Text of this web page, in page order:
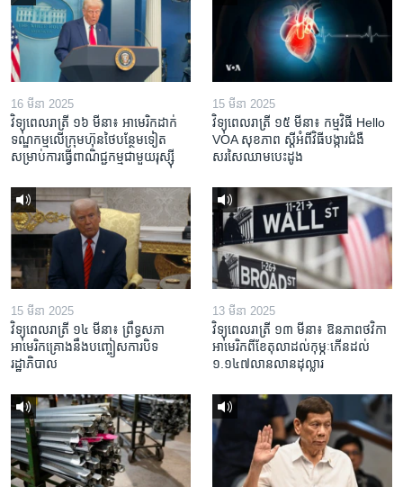
16 មីនា 2025
វិទ្យុពេលរាត្រី ១៦ មីនា៖ អាមេរិក​ដាក់​
ទណ្ឌកម្ម​លើ​ក្រុមហ៊ុន​ថៃ​បន្ថែម​ទៀត​
សម្រាប់​ការ​ធ្វើ​ពាណិជ្ជកម្ម​ជាមួយ​រុស្ស៊ី
15 មីនា 2025
វិទ្យុពេលរាត្រី ១៥ មីនា៖ កម្មវិធី ​Hello
VOA សុខភាព ស្ដី​អំពី​វិធី​បង្ការ​ជំងឺ​
សរសៃ​ឈាម​បេះដូង
15 មីនា 2025
វិទ្យុពេលរាត្រី ១៤ មីនា៖ ព្រឹទ្ធសភា
អាមេរិកគ្រោងនឹងបញ្ចៀសការបិទ
រដ្ឋាភិបាល
13 មីនា 2025
វិទ្យុពេលរាត្រី ១៣ មីនា៖ ឱនភាព​ថវិកា​
អាមេរិក​ពី​ខែ​តុលា​ដល់​កុម្ភៈ​កើន​ដល់​
១.១៤៧​លានលាន​ដុល្លារ